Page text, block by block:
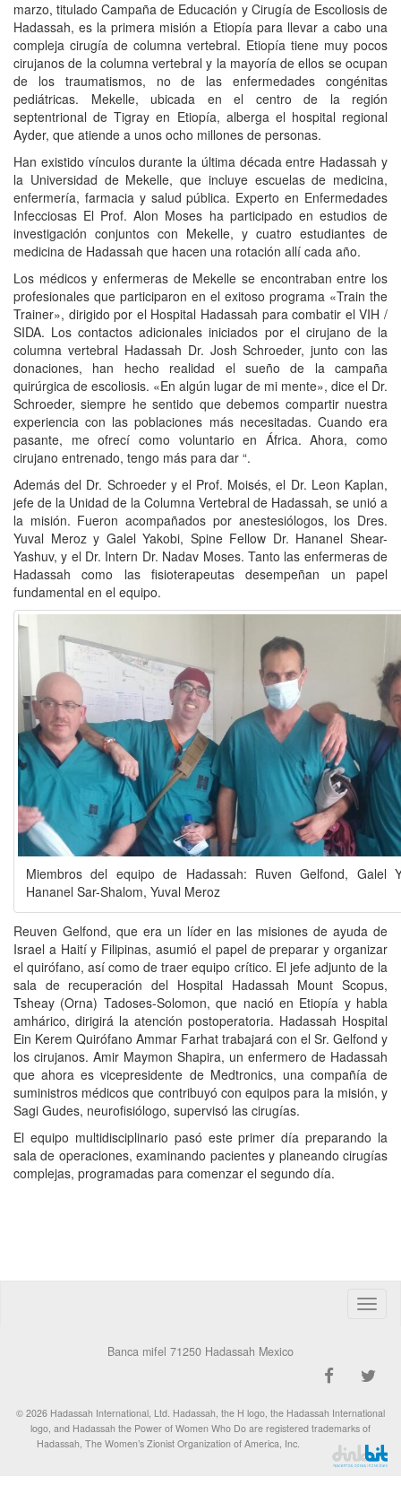
marzo, titulado Campaña de Educación y Cirugía de Escoliosis de
Hadassah, es la primera misión a Etiopía para llevar a cabo una
compleja cirugía de columna vertebral. Etiopía tiene muy pocos
cirujanos de la columna vertebral y la mayoría de ellos se ocupan
de los traumatismos, no de las enfermedades congénitas
pediátricas. Mekelle, ubicada en el centro de la región
septentrional de Tigray en Etiopía, alberga el hospital regional
Ayder, que atiende a unos ocho millones de personas.
Han existido vínculos durante la última década entre Hadassah y
la Universidad de Mekelle, que incluye escuelas de medicina,
enfermería, farmacia y salud pública. Experto en Enfermedades
Infecciosas El Prof. Alon Moses ha participado en estudios de
investigación conjuntos con Mekelle, y cuatro estudiantes de
medicina de Hadassah que hacen una rotación allí cada año.
Los médicos y enfermeras de Mekelle se encontraban entre los
profesionales que participaron en el exitoso programa «Train the
Trainer», dirigido por el Hospital Hadassah para combatir el VIH /
SIDA. Los contactos adicionales iniciados por el cirujano de la
columna vertebral Hadassah Dr. Josh Schroeder, junto con las
donaciones, han hecho realidad el sueño de la campaña
quirúrgica de escoliosis. «En algún lugar de mi mente», dice el Dr.
Schroeder, siempre he sentido que debemos compartir nuestra
experiencia con las poblaciones más necesitadas. Cuando era
pasante, me ofrecí como voluntario en África. Ahora, como
cirujano entrenado, tengo más para dar “.
Además del Dr. Schroeder y el Prof. Moisés, el Dr. Leon Kaplan,
jefe de la Unidad de la Columna Vertebral de Hadassah, se unió a
la misión. Fueron acompañados por anestesiólogos, los Dres.
Yuval Meroz y Galel Yakobi, Spine Fellow Dr. Hananel Shear-
Yashuv, y el Dr. Intern Dr. Nadav Moses. Tanto las enfermeras de
Hadassah como las fisioterapeutas desempeñan un papel
fundamental en el equipo.
Miembros del equipo de Hadassah: Ruven Gelfond, Galel
Hananel Sar-Shalom, Yuval Meroz
Reuven Gelfond, que era un líder en las misiones de ayuda de
Israel a Haití y Filipinas, asumió el papel de preparar y organizar
el quirófano, así como de traer equipo crítico. El jefe adjunto de la
sala de recuperación del Hospital Hadassah Mount Scopus,
Tsheay (Orna) Tadoses-Solomon, que nació en Etiopía y habla
amhárico, dirigirá la atención postoperatoria. Hadassah Hospital
Ein Kerem Quirófano Ammar Farhat trabajará con el Sr. Gelfond y
los cirujanos. Amir Maymon Shapira, un enfermero de Hadassah
que ahora es vicepresidente de Medtronics, una compañía de
suministros médicos que contribuyó con equipos para la misión, y
Sagi Gudes, neurofisiólogo, supervisó las cirugías.
El equipo multidisciplinario pasó este primer día preparando la
sala de operaciones, examinando pacientes y planeando cirugías
complejas, programadas para comenzar el segundo día.
Toggle
Banca mifel 71250 Hadassah Mexico
© 2026 Hadassah International, Ltd. Hadassah, the H logo, the Hadassah International
logo, and Hadassah the Power of Women Who Do are registered trademarks of
Hadassah, The Women’s Zionist Organization of America, Inc.